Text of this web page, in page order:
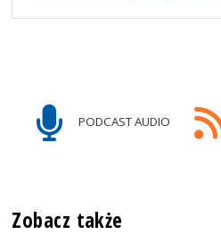
PODCAST AUDIO
Zobacz także